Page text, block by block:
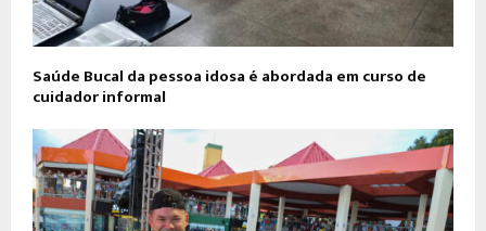
Saúde Bucal da pessoa idosa é abordada em curso de
cuidador informal